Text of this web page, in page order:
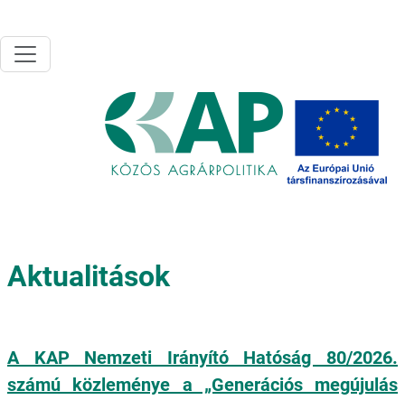
Aktualitások
A KAP Nemzeti Irányító Hatóság 80/2026.
számú közleménye a „Generációs megújulás